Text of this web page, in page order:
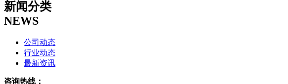
新闻分类
NEWS
公司动态
行业动态
最新资讯
咨询热线：